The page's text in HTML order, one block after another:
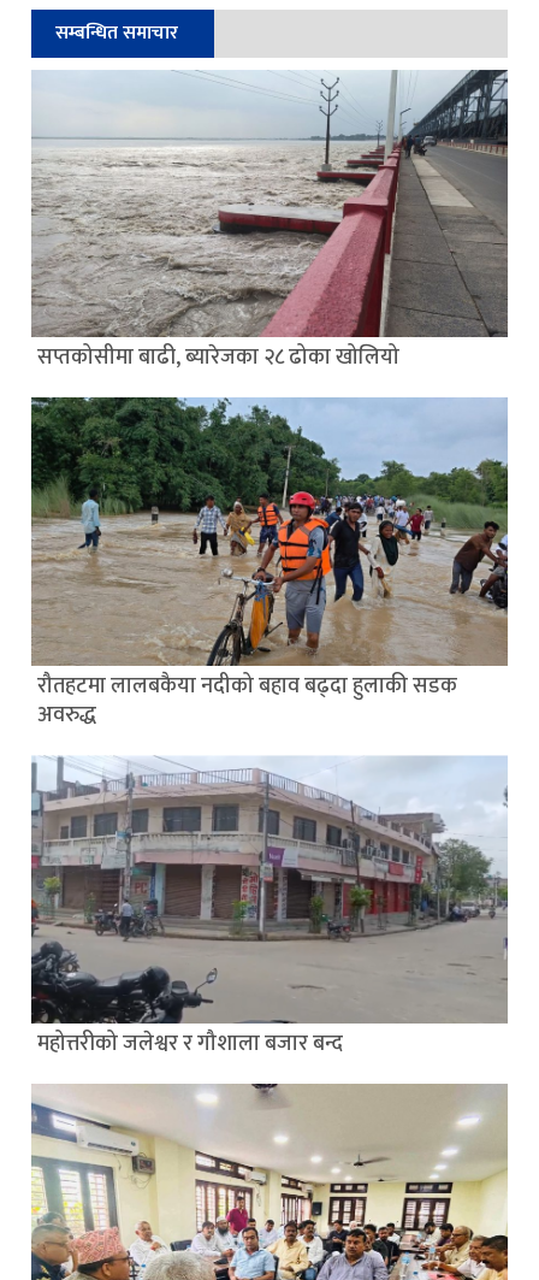
सम्बन्धित समाचार
सप्तकोसीमा बाढी, ब्यारेजका २८ ढोका खोलियो
रौतहटमा लालबकैया नदीको बहाव बढ्दा हुलाकी सडक
अवरुद्ध
महोत्तरीको जलेश्वर र गौशाला बजार बन्द